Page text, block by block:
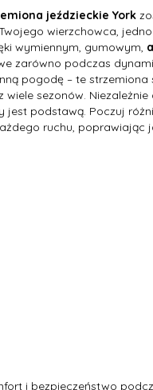
jeździeckie York
wierzchowca,
wymiennym, gumowym,
zarówno podczas
pogodę – te strzemiona
sezonów.
jest podstawą. Poczuj
ruchu, poprawiając
i bezpieczeństwo